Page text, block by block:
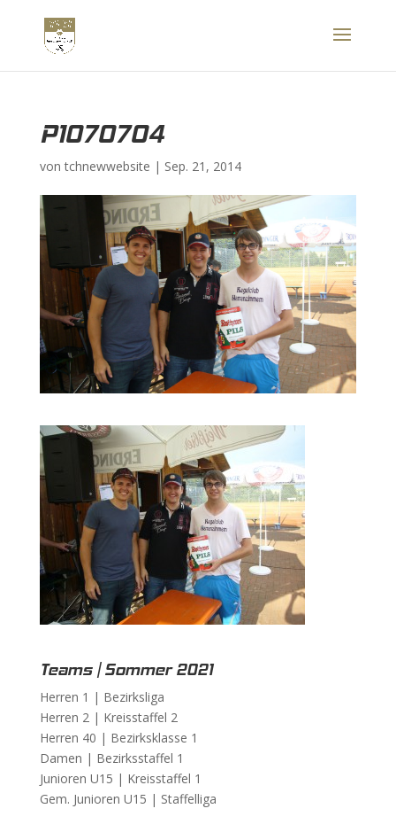
P1070704
vontchnewwebsite | Sep. 21, 2014
Teams | Sommer 2021
Herren 1 | Bezirksliga
Herren 2 | Kreisstaffel 2
Herren 40 | Bezirksklasse 1
Damen | Bezirksstaffel 1
Junioren U15 | Kreisstaffel 1
Gem. Junioren U15 | Staffelliga